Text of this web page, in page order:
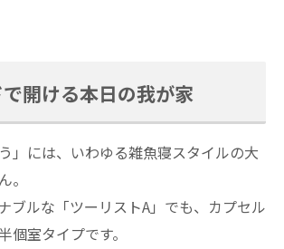
開ける本日の我が家
」には、いわゆる雑魚寝スタイルの大
。
ブルな「ツーリストA」でも、カプセル
個室タイプです。